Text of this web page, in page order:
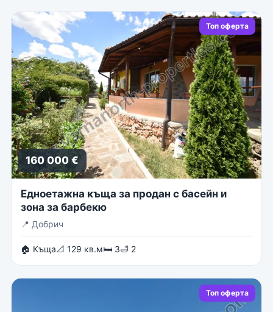
Топ оферта
160 000 €
Едноетажна къща за продан с басейн и
зона за барбекю
📍 Добрич
🏠 Къща📐 129 кв.м🛏 3🛁 2
Топ оферта